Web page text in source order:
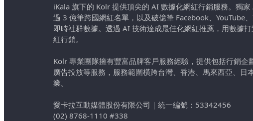
iKala 旗下的 Kolr 提供頂尖的 AI 數據化網紅行銷服務。獨
過 3 億筆跨國網紅名單，以及破億筆 Facebook、YouTube
即時社群數據。透過 AI 技術達成最佳化網紅推薦，用數據
紅行銷。
Kolr 專業團隊擁有豐富品牌客戶服務經驗，提供包括行銷企
廣告投放等服務，服務範圍橫跨台灣、香港、馬來西亞、日
業。
愛卡拉互動媒體股份有限公司 ｜ 統一編號：53342456
(02) 8768-1110 #338